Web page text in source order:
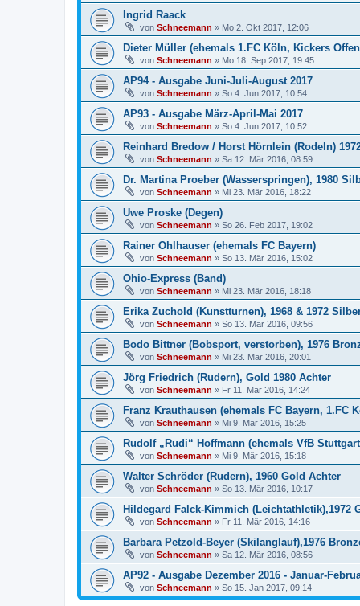
Ingrid Raack
von Schneemann » Mo 2. Okt 2017, 12:06
Dieter Müller (ehemals 1.FC Köln, Kickers
von Schneemann » Mo 18. Sep 2017, 19:45
AP94 - Ausgabe Juni-Juli-August 2017
von Schneemann » So 4. Jun 2017, 10:54
AP93 - Ausgabe März-April-Mai 2017
von Schneemann » So 4. Jun 2017, 10:52
Reinhard Bredow / Horst Hörnlein (Rodeln)
von Schneemann » Sa 12. Mär 2016, 08:59
Dr. Martina Proeber (Wasserspringen), 1980
von Schneemann » Mi 23. Mär 2016, 18:22
Uwe Proske (Degen)
von Schneemann » So 26. Feb 2017, 19:02
Rainer Ohlhauser (ehemals FC Bayern)
von Schneemann » So 13. Mär 2016, 15:02
Ohio-Express (Band)
von Schneemann » Mi 23. Mär 2016, 18:18
Erika Zuchold (Kunstturnen), 1968 & 1972
von Schneemann » So 13. Mär 2016, 09:56
Bodo Bittner (Bobsport, verstorben), 1976
von Schneemann » Mi 23. Mär 2016, 20:01
Jörg Friedrich (Rudern), Gold 1980 Achter
von Schneemann » Fr 11. Mär 2016, 14:24
Franz Krauthausen (ehemals FC Bayern, 1.FC
von Schneemann » Mi 9. Mär 2016, 15:25
Rudolf „Rudi“ Hoffmann (ehemals VfB
von Schneemann » Mi 9. Mär 2016, 15:18
Walter Schröder (Rudern), 1960 Gold Achter
von Schneemann » So 13. Mär 2016, 10:17
Hildegard Falck-Kimmich (Leichtathletik),1972
von Schneemann » Fr 11. Mär 2016, 14:16
Barbara Petzold-Beyer (Skilanglauf),1976
von Schneemann » Sa 12. Mär 2016, 08:56
AP92 - Ausgabe Dezember 2016 - Januar-
von Schneemann » So 15. Jan 2017, 09:14